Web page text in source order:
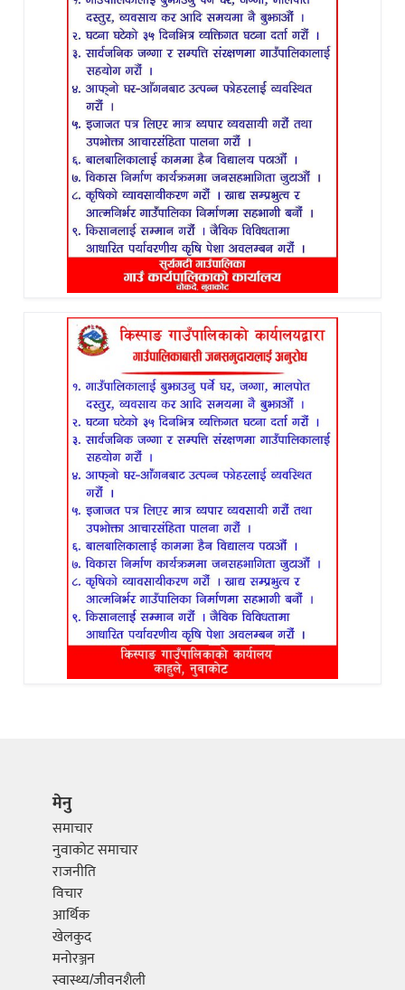
मेनु
समाचार
नुवाकोट समाचार
राजनीति
विचार
आर्थिक
खेलकुद
मनोरञ्जन
स्वास्थ्य/जीवनशैली